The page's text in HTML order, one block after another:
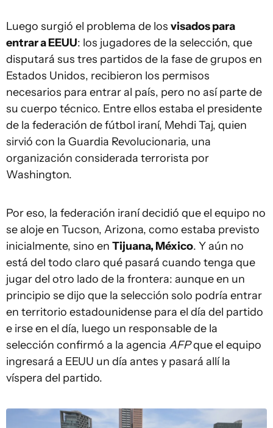
Luego surgió el problema de los visados para
entrar a EEUU: los jugadores de la selección, que
disputará sus tres partidos de la fase de grupos en
Estados Unidos, recibieron los permisos
necesarios para entrar al país, pero no así parte de
su cuerpo técnico. Entre ellos estaba el presidente
de la federación de fútbol iraní, Mehdi Taj, quien
sirvió con la Guardia Revolucionaria, una
organización considerada terrorista por
Washington.
Por eso, la federación iraní decidió que el equipo no
se aloje en Tucson, Arizona, como estaba previsto
inicialmente, sino en Tijuana, México. Y aún no
está del todo claro qué pasará cuando tenga que
jugar del otro lado de la frontera: aunque en un
principio se dijo que la selección solo podría entrar
en territorio estadounidense para el día del partido
e irse en el día, luego un responsable de la
selección confirmó a la agencia AFPque el equipo
ingresará a EEUU un día antes y pasará allí la
víspera del partido.